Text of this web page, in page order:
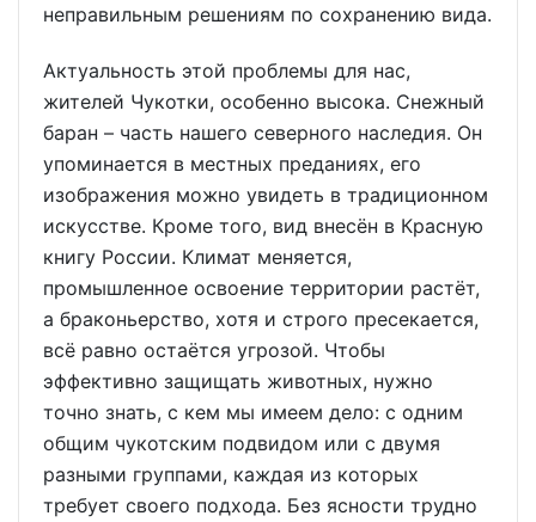
неправильным решениям по сохранению вида.
Актуальность этой проблемы для нас,
жителей Чукотки, особенно высока. Снежный
баран – часть нашего северного наследия. Он
упоминается в местных преданиях, его
изображения можно увидеть в традиционном
искусстве. Кроме того, вид внесён в Красную
книгу России. Климат меняется,
промышленное освоение территории растёт,
а браконьерство, хотя и строго пресекается,
всё равно остаётся угрозой. Чтобы
эффективно защищать животных, нужно
точно знать, с кем мы имеем дело: с одним
общим чукотским подвидом или с двумя
разными группами, каждая из которых
требует своего подхода. Без ясности трудно